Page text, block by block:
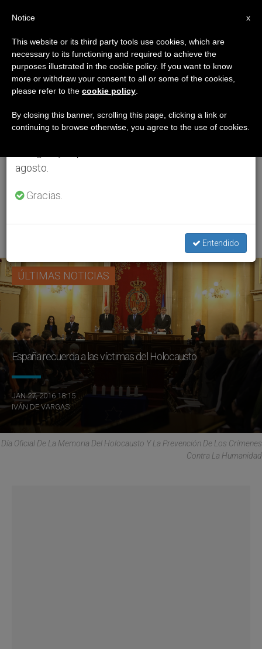
ETIQUETA
Posts Tagged ‘Día
Oficial De La Memoria
Del Holocausto Y La
Crímenes Contra La
Humanidad’
ÚLTIMAS NOTICIAS
España recuerda a las víctimas del Holocausto
JAN 27, 2016 18:15
IVÁN DE VARGAS
Día Oficial De La Memoria Del Holocausto Y La Prevención De Los Crímenes
Contra La Humanidad
×
Aviso importante
Del 27 de julio al 7 de agosto haremos la pausa
anual, aprovechando que en el periodo de verano
se generan menos informaciones y también el
agosto.
Gracias.
Entendido
x
Notice
This website or its third party tools use cookies, which are
necessary to its functioning and required to achieve the
purposes illustrated in the cookie policy. If you want to know
more or withdraw your consent to all or some of the cookies,
please refer to the cookie policy
By closing this banner, scrolling this page, clicking a link or
continuing to browse otherwise, you agree to the use of cookies.